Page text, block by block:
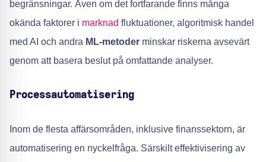
begränsningar. Även om det fortfarande finns många
okända faktorer i marknad fluktuationer, algoritmisk handel
med AI och andra ML-metoder minskar riskerna avsevärt
genom att basera beslut på omfattande analyser.
Processautomatisering
Inom de flesta affärsområden, inklusive finanssektorn, är
automatisering en nyckelfråga. Särskilt effektivisering av